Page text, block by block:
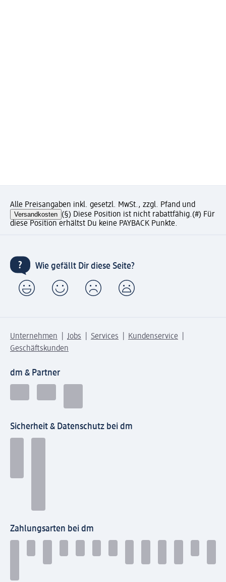
Alle Preisangaben inkl. gesetzl. MwSt., zzgl. Pfand und
Versandkosten (§) Diese Position ist nicht rabattfähig.(#) Für
diese Position erhältst Du keine PAYBACK Punkte.
Wie gefällt Dir diese Seite?
Unternehmen Jobs Services
Kundenservice
Geschäftskunden
dm & Partner
Sicherheit & Datenschutz bei dm
Zahlungsarten bei dm